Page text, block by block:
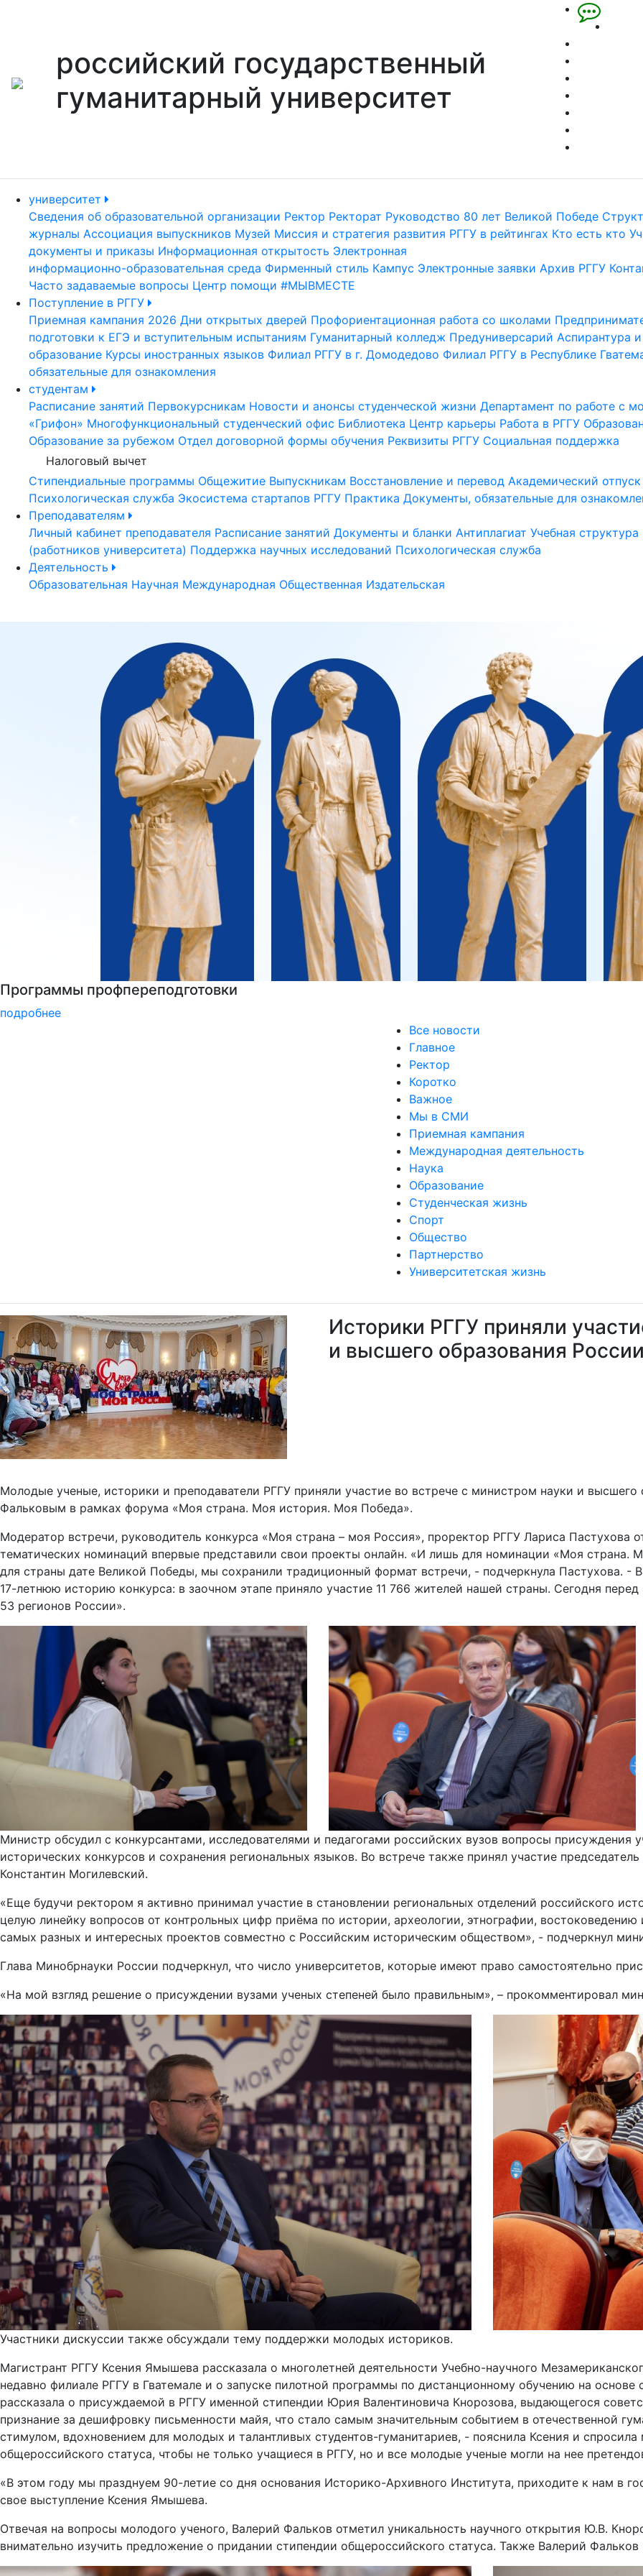
российский государственный
гуманитарный университет
университет
Сведения об образовательной организации Ректор Ректорат Руководство 80 лет Великой Победе
журналы Ассоциация выпускников Музей Миссия и стратегия развития РГГУ в рейтингах Кто есть кто
документы и приказы Информационная открытость Электронная
информационно-образовательная среда Фирменный стиль Кампус Электронные заявки Архив РГГУ
Часто задаваемые вопросы Центр помощи #МЫВМЕСТЕ
Поступление в РГГУ
Приемная кампания 2026 Дни открытых дверей Профориентационная работа со школами
подготовки к ЕГЭ и вступительным испытаниям Гуманитарный колледж Предуниверсарий Аспирантура
образование Курсы иностранных языков Филиал РГГУ в г. Домодедово Филиал РГГУ в Республике
обязательные для ознакомления
студентам
Расписание занятий Первокурсникам Новости и анонсы студенческой жизни Департамент по работе с
«Грифон» Многофункциональный студенческий офис Библиотека Центр карьеры Работа в РГГУ
Образование за рубежом Отдел договорной формы обучения Реквизиты РГГУ Социальная поддержка
Налоговый вычет
Стипендиальные программы Общежитие Выпускникам Восстановление и перевод Академический отпуск
Психологическая служба Экосистема стартапов РГГУ Практика Документы, обязательные для
Преподавателям
Личный кабинет преподавателя Расписание занятий Документы и бланки Антиплагиат Учебная структура
(работников университета) Поддержка научных исследований Психологическая служба
Деятельность
Образовательная Научная Международная Общественная Издательская
Узнайте все о поступлении!
подробнее
Все новости
Главное
Ректор
Коротко
Важное
Мы в СМИ
Приемная кампания
Международная деятельность
Наука
Образование
Студенческая жизнь
Спорт
Общество
Партнерство
Университетская жизнь
Историки РГГУ приняли
и высшего образования
Молодые ученые, историки и преподаватели РГГУ приняли участие во встрече с министром науки и
Фальковым в рамках форума «Моя страна. Моя история. Моя Победа».
Модератор встречи, руководитель конкурса «Моя страна – моя Россия», проректор РГГУ Лариса Пастухова
тематических номинаций впервые представили свои проекты онлайн. «И лишь для номинации «Моя
для страны дате Великой Победы, мы сохранили традиционный формат встречи, - подчеркнула Пастухова. -
17-летнюю историю конкурса: в заочном этапе приняло участие 11 766 жителей нашей страны. Сегодня
53 регионов России».
Министр обсудил с конкурсантами, исследователями и педагогами российских вузов вопросы
исторических конкурсов и сохранения региональных языков. Во встрече также принял участие
Константин Могилевский.
«Еще будучи ректором я активно принимал участие в становлении региональных отделений российского
целую линейку вопросов от контрольных цифр приёма по истории, археологии, этнографии,
самых разных и интересных проектов совместно с Российским историческим обществом», - подчеркнул
Глава Минобрнауки России подчеркнул, что число университетов, которые имеют право самостоятельно
«На мой взгляд решение о присуждении вузами ученых степеней было правильным», – прокомментировал
Участники дискуссии также обсуждали тему поддержки молодых историков.
Магистрант РГГУ Ксения Ямышева рассказала о многолетней деятельности Учебно-научного
недавно филиале РГГУ в Гватемале и о запуске пилотной программы по дистанционному обучению на основе
рассказала о присуждаемой в РГГУ именной стипендии Юрия Валентиновича Кнорозова, выдающегося
признание за дешифровку письменности майя, что стало самым значительным событием в отечественной
стимулом, вдохновением для молодых и талантливых студентов-гуманитариев, - пояснила Ксения и
общероссийского статуса, чтобы не только учащиеся в РГГУ, но и все молодые ученые могли на нее
«В этом году мы празднуем 90-летие со дня основания Историко-Архивного Института, приходите к нам в
свое выступление Ксения Ямышева.
Отвечая на вопросы молодого ученого, Валерий Фальков отметил уникальность научного открытия Ю.В.
внимательно изучить предложение о придании стипендии общероссийского статуса. Также Валерий